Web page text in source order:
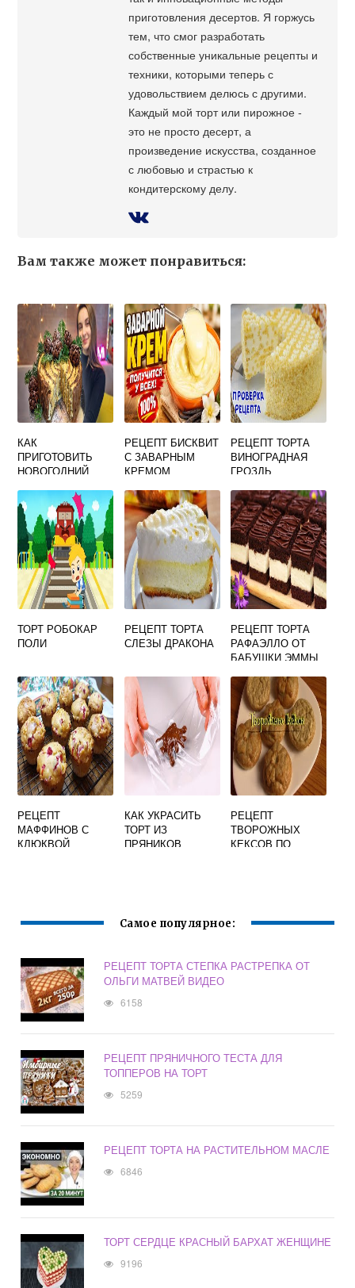
приготовления десертов. Я горжусь
тем, что смог разработать
собственные уникальные рецепты и
техники, которыми теперь с
удовольствием делюсь с другими.
Каждый мой торт или пирожное -
это не просто десерт, а
произведение искусства, созданное
с любовью и страстью к
кондитерскому делу.
Вам также может понравиться:
КАК
ПРИГОТОВИТЬ
НОВОГОДНИЙ
РЕЦЕПТ БИСКВИТ
С ЗАВАРНЫМ
КРЕМОМ
РЕЦЕПТ ТОРТА
ВИНОГРАДНАЯ
ГРОЗДЬ
ТОРТ РОБОКАР
ПОЛИ
РЕЦЕПТ ТОРТА
СЛЕЗЫ ДРАКОНА
РЕЦЕПТ ТОРТА
РАФАЭЛЛО ОТ
БАБУШКИ ЭММЫ
РЕЦЕПТ
МАФФИНОВ С
КЛЮКВОЙ
КАК УКРАСИТЬ
ТОРТ ИЗ
ПРЯНИКОВ
РЕЦЕПТ
ТВОРОЖНЫХ
КЕКСОВ ПО
Самое популярное:
РЕЦЕПТ ТОРТА СТЕПКА РАСТРЕПКА ОТ
ОЛЬГИ МАТВЕЙ ВИДЕО
6158
РЕЦЕПТ ПРЯНИЧНОГО ТЕСТА ДЛЯ
ТОППЕРОВ НА ТОРТ
5259
РЕЦЕПТ ТОРТА НА РАСТИТЕЛЬНОМ МАСЛЕ
6846
ТОРТ СЕРДЦЕ КРАСНЫЙ БАРХАТ ЖЕНЩИНЕ
9196